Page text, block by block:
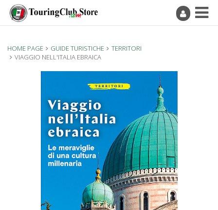
HOME PAGE GUIDE TURISTICHE
TERRITORI
VIAGGIO NELL'ITALIA EBRAICA